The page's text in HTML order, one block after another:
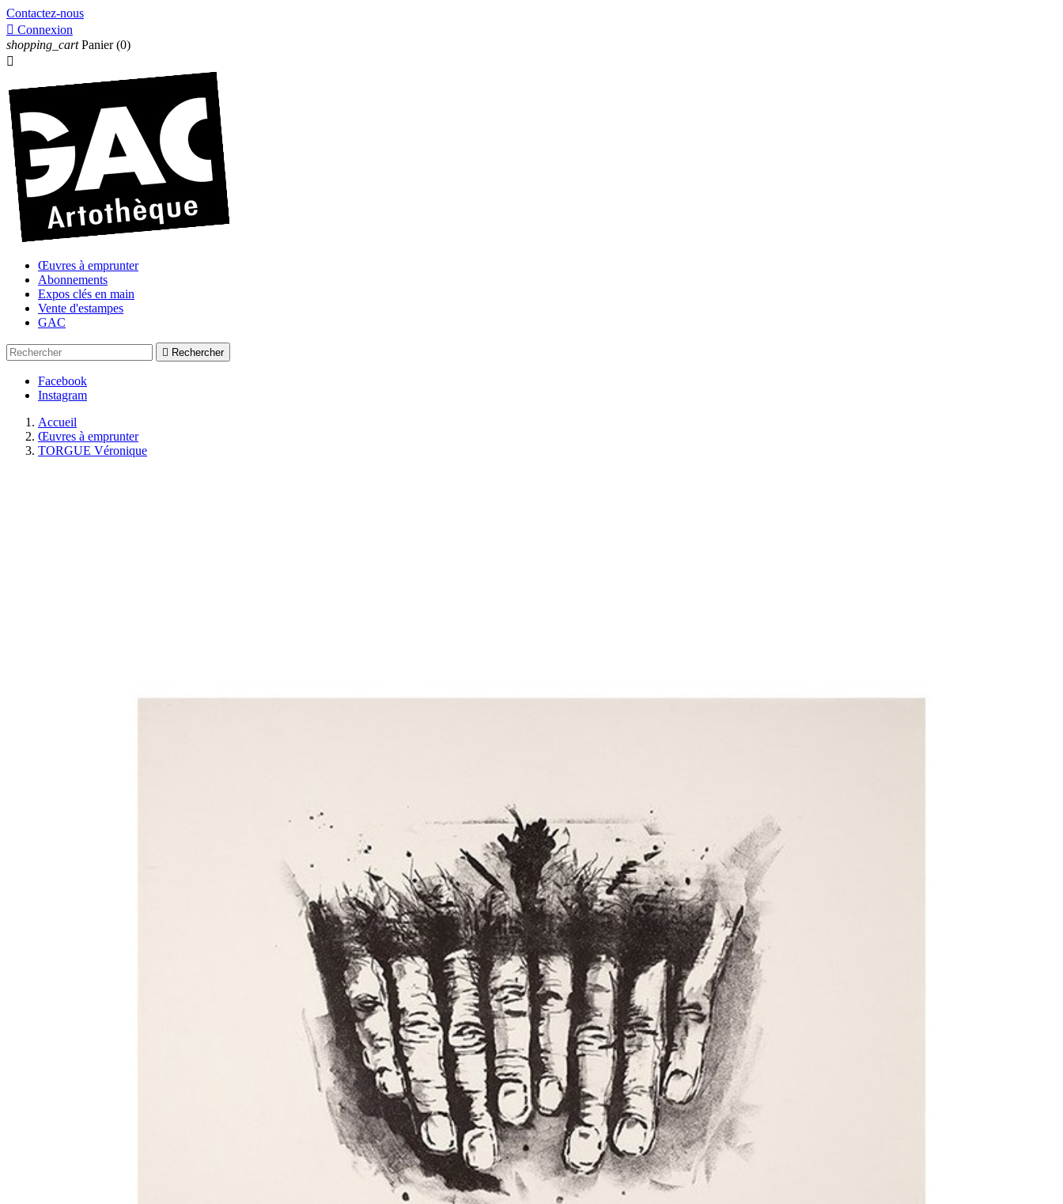
Contactez-nous
 Connexion
shopping_cart Panier (0)

Œuvres à emprunter
Abonnements
Expos clés en main
Vente d'estampes
GAC
 Rechercher
Facebook
Instagram
Accueil
Œuvres à emprunter
TORGUE Véronique